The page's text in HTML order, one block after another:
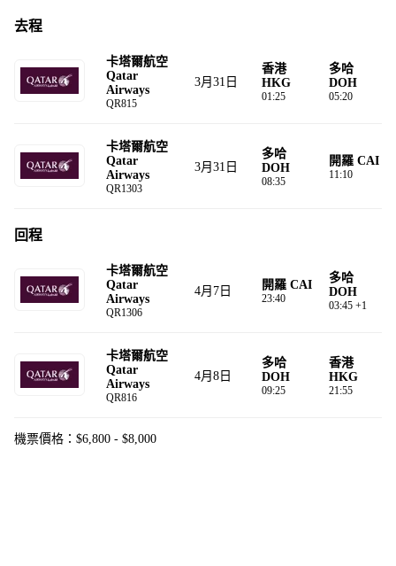
去程
卡塔爾航空
Qatar
Airways
QR815
3月31日
香港
HKG
01:25
多哈
DOH
05:20
卡塔爾航空
Qatar
Airways
QR1303
3月31日
多哈
DOH
08:35
開羅 CAI
11:10
回程
卡塔爾航空
Qatar
Airways
QR1306
4月7日 開羅 CAI
23:40
多哈
DOH
03:45 +1
卡塔爾航空
Qatar
Airways
QR816
4月8日
多哈
DOH
09:25
香港
HKG
21:55
機票價格：$6,800 - $8,000